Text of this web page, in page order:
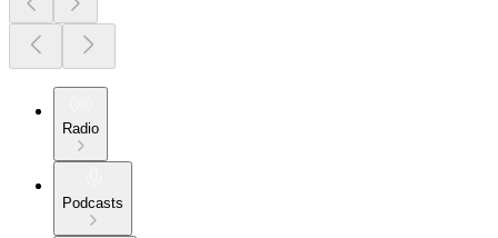
Radio
Podcasts